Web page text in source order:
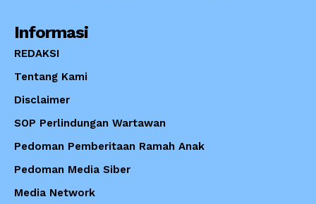
Informasi
REDAKSI
Tentang Kami
Disclaimer
SOP Perlindungan Wartawan
Pedoman Pemberitaan Ramah Anak
Pedoman Media Siber
Media Network